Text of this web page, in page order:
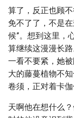
算了，反正也顾
免不了了，不是
候”。想到这里，
算继续这漫漫长
一看不要紧，她
大的藤蔓植物不
卷须，正对着卡
天啊他在想什么